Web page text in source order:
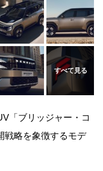
「ブリッジャー・コ
戦略を象徴するモデ